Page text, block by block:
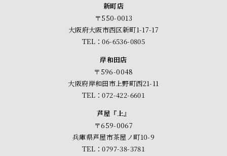
新町店
〒550-0013
大阪府大阪市西区新町1-17-17
TEL：06-6536-0805
岸和田店
〒596-0048
大阪府岸和田市上野町西21-11
TEL：072-422-6601
芦屋『上』
〒659-0067
兵庫県芦屋市茶屋ノ町10-9
TEL：0797-38-3781